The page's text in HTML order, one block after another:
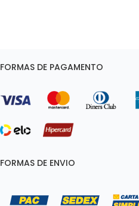
FORMAS DE PAGAMENTO
FORMAS DE ENVIO